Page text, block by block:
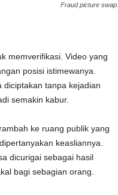
Fraud picture swap.
memverifikasi. Video yang
posisi istimewanya.
diciptakan tanpa kejadian
semakin kabur.
ke ruang publik yang
keasliannya.
dicurigai sebagai hasil
bagi sebagian orang.